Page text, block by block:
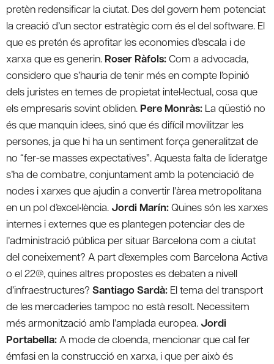
pretèn redensificar la ciutat. Des del govern hem potenciat
la creació d’un sector estratègic com és el del software. El
que es pretén és aprofitar les economies d’escala i de
xarxa que es generin. Roser Ràfols:Com a advocada,
considero que s’hauria de tenir més en compte l’opinió
dels juristes en temes de propietat intel•lectual, cosa que
els empresaris sovint obliden. Pere Monràs: La qüestió no
és que manquin idees, sinó que és difícil movilitzar les
persones, ja que hi ha un sentiment força generalitzat de
no “fer-se masses expectatives”. Aquesta falta de lideratge
s’ha de combatre, conjuntament amb la potenciació de
nodes i xarxes que ajudin a convertir l’àrea metropolitana
en un pol d’excel•lència. Jordi Marín:Quines són les xarxes
internes i externes que es plantegen potenciar des de
l’administració pública per situar Barcelona com a ciutat
del coneixement? A part d’exemples com Barcelona Activa
o el 22@, quines altres propostes es debaten a nivell
d’infraestructures? Santiago Sardà: El tema del transport
de les mercaderies tampoc no està resolt. Necessitem
més armonització amb l’amplada europea. Jordi
Portabella: A mode de cloenda, mencionar que cal fer
émfasi en la construcció en xarxa, i que per això és